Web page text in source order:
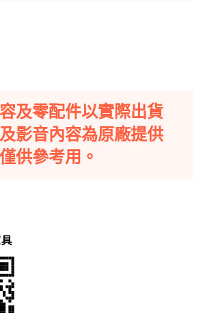
及零配件以實際出貨
影音內容為原廠提供
供參考用。